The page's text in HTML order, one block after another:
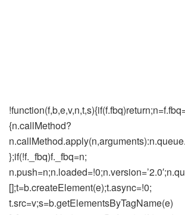
{n.callMethod?
};if(!f._fbq)f._fbq=n;
[];t=b.createElement(e);t.async=!0;
t.src=v;s=b.getElementsByTagName(e)